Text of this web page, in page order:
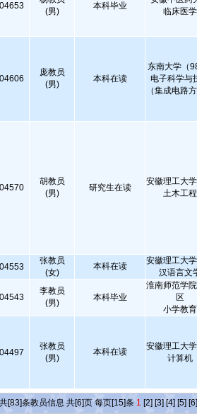
(男)
本科毕业
临床医学
庞教员
(男)
本科在读
东南大学（
电子科学与
（集成电路方
胡教员
(男)
研究生在读
安徽理工大
土木工程
张教员
(女)
本科在读
安徽理工大
汉语言文
李教员
(男)
本科毕业
淮南师范学
区
小学教育
张教员
(男)
本科在读
安徽理工大
计算机
[83]条教员信息 共[6]页 每页[15]条 1 [2] [3] [4] [5] [6]